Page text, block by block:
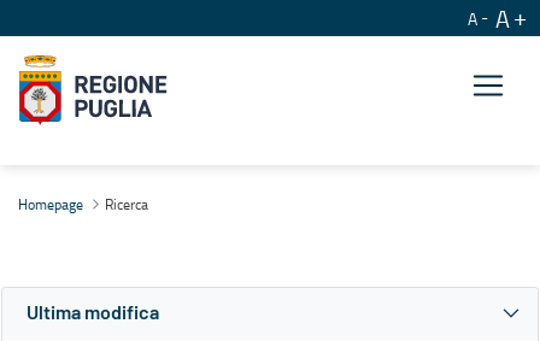
A A
Homepage Ricerca
Ultima modifica